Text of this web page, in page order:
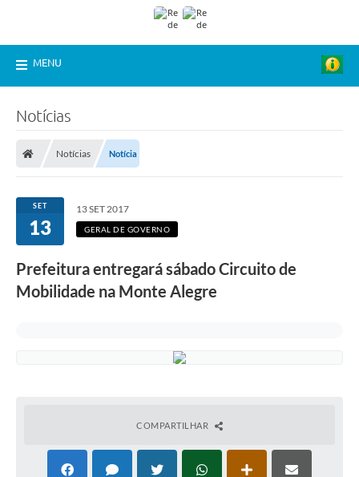
MENU
Notícias
Notícias Notícia
SET
13
13 SET 2017
GERAL DE GOVERNO
Prefeitura entregará sábado Circuito de
Mobilidade na Monte Alegre
COMPARTILHAR